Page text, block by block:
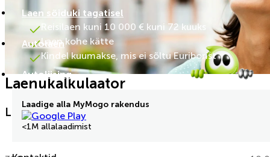
Laen sõiduki tagatisel
Autolaen
Autoliising
Laadige alla MyMogo rakendus
<1M allalaadimist
Reisilaen kuni 10 000 € kuni 72 kuuks
Laen kohe kätte
Kindel kuumakse, mis ei sõltu Euriborist
Laenukalkulaator
Laenu summa(EUR)